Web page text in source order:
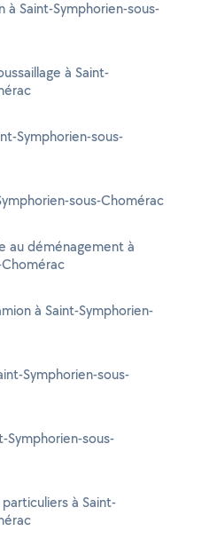
Saint-Symphorien-sous-
à Saint-
Symphorien-sous-
sous-Chomérac
au déménagement à
à Saint-Symphorien-
Symphorien-sous-
Symphorien-sous-
à Saint-